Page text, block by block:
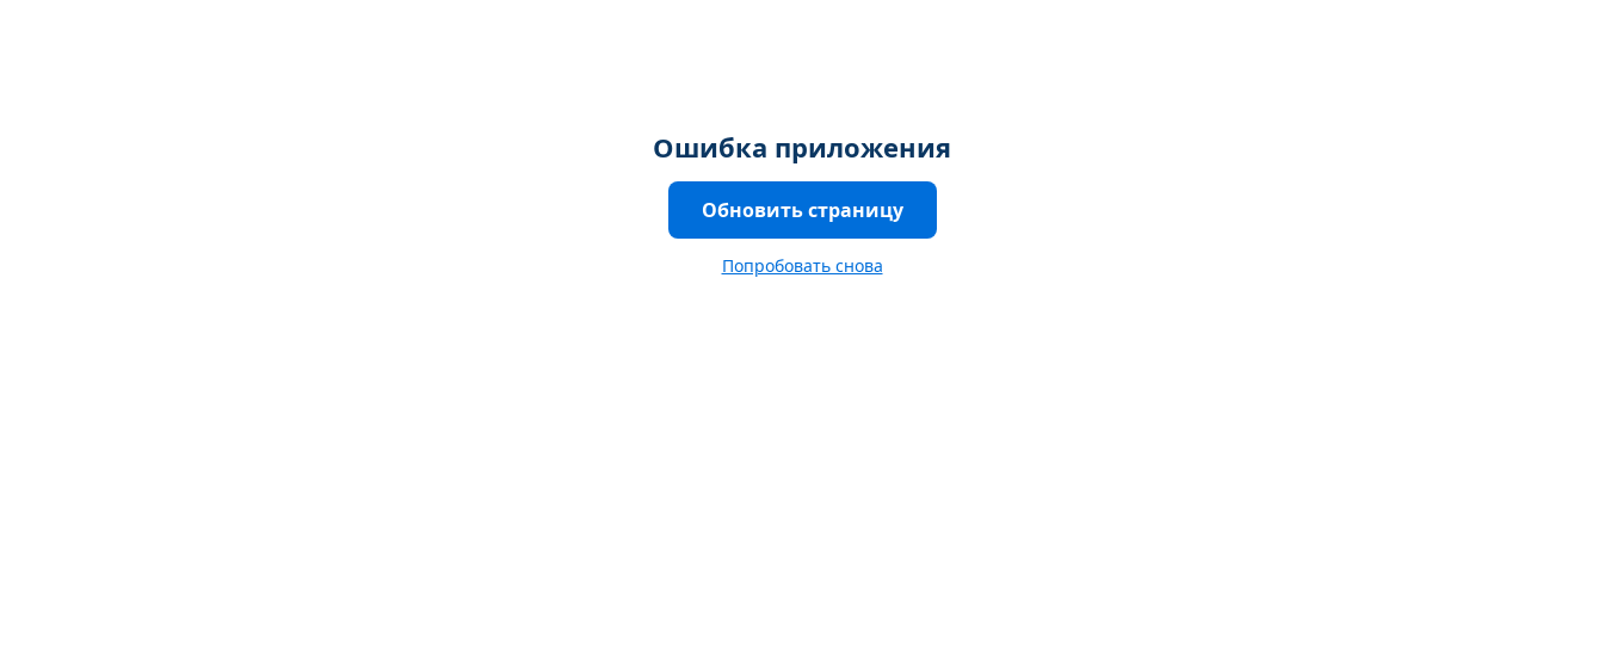
Ошибка приложения
Обновить страницу
Попробовать снова